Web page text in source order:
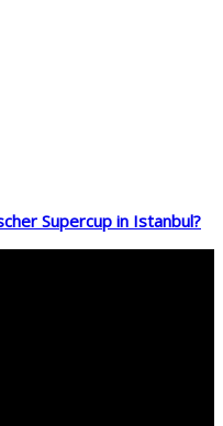
Supercup in Istanbul?